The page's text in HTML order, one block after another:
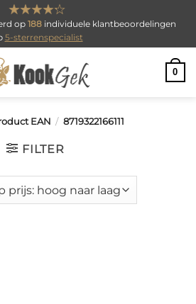
op 188 individuele klantbeoordelingen
5-sterrenspecialist
0
EAN / 8719322166111
FILTER